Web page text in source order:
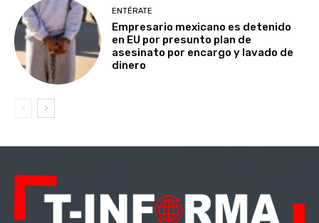
ENTÉRATE
Empresario mexicano es detenido
en EU por presunto plan de
asesinato por encargo y lavado de
dinero